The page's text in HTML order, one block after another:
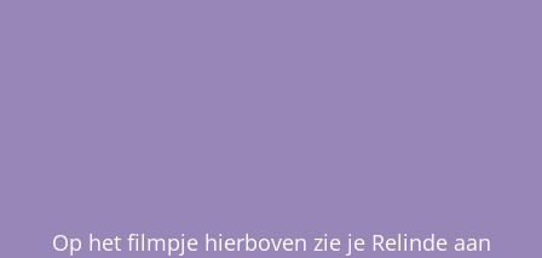
Op het filmpje hierboven zie je Relinde aan